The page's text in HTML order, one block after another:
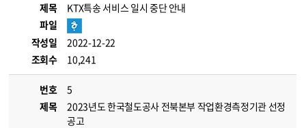
제목
KTX특송 서비스 일시 중단 안내
파일
작성일
2022-12-22
조회수
10,241
번호
5
제목
2023년도 한국철도공사 전북본부 작업환경측정기관 선정
공고